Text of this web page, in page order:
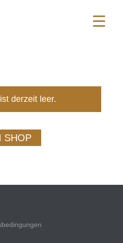
derzeit leer.
SHOP